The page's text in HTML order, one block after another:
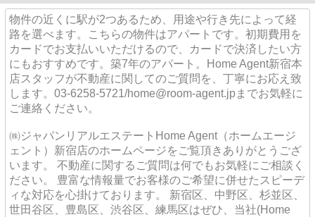
物件の近くに駅が2つあるため、用途や行き先によって経
路を選べます。こちらの物件はアパートです。初期費用を
カードでお支払いいただけるので、カードで決済したい方
にもおすすめです。築7年のアパート。Home Agent新宿本
店スタッフが不動産に関してのご質問を、丁寧にお応え致
します。03-6258-5721/home@room-agent.jpまでお気軽に
ご連絡ください。
㈱ジャパンリアルエステートHome Agent（ホームエージ
ェント）新宿店のホームページをご覧頂きありがとうござ
います。 不動産に関するご質問は何でもお気軽にご相談く
ださい。 豊富な情報量でお客様のご希望に併せたスピーデ
ィな対応を心掛けております。 新宿区、中野区、杉並区、
世田谷区、豊島区、渋谷区、練馬区はぜひ、当社(Home